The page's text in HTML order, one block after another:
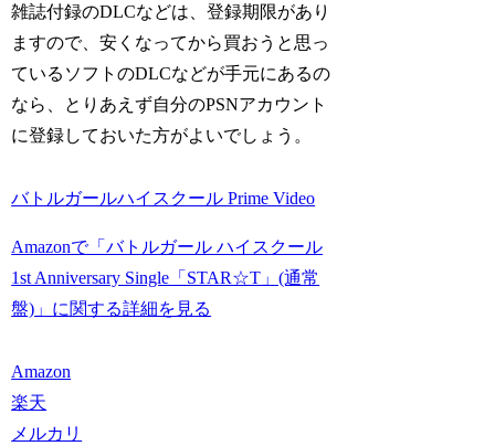
雑誌付録のDLCなどは、登録期限があり
ますので、安くなってから買おうと思っ
ているソフトのDLCなどが手元にあるの
なら、とりあえず自分のPSNアカウント
に登録しておいた方がよいでしょう。
バトルガールハイスクール Prime Video
Amazonで「バトルガール ハイスクール
1st Anniversary Single「STAR☆T」(通常
盤)」に関する詳細を見る
Amazon
楽天
メルカリ